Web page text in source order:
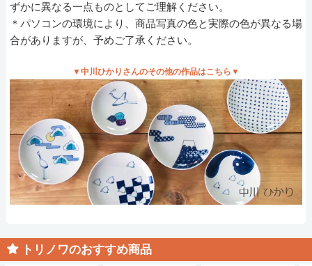
ずかに異なる一点ものとしてご理解ください。
＊パソコンの環境により、商品写真の色と実際の色が異なる場
合がありますが、予めご了承ください。
▼中川ひかりさんのその他の作品はこちら▼
トリノワのおすすめ商品